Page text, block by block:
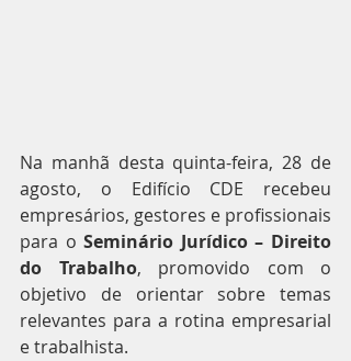
Na manhã desta quinta-feira, 28 de
agosto, o Edifício CDE recebeu
empresários, gestores e profissionais
para o Seminário Jurídico – Direito
do Trabalho, promovido com o
objetivo de orientar sobre temas
relevantes para a rotina empresarial
e trabalhista.